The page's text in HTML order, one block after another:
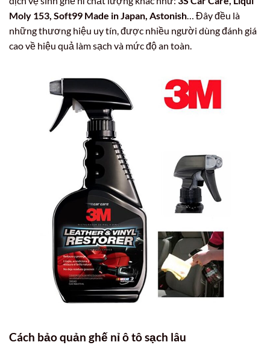
Moly 153, Soft99 Made in Japan, Astonish… Đây đều là
những thương hiệu uy tín, được nhiều người dùng đánh giá
cao về hiệu quả làm sạch và mức độ an toàn.
Cách bảo quản ghế nỉ ô tô sạch lâu